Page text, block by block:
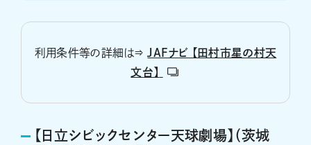
利用条件等の詳細は⇒JAFナビ 【田村市星の村天
文台】
【日立シビックセンター天球劇場】（茨城